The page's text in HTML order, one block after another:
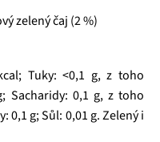
zelený čaj (2 %)
Tuky: <0,1 g, z toho
Sacharidy: 0,1 g, z toho
0,1 g; Sůl: 0,01 g. Zelený i